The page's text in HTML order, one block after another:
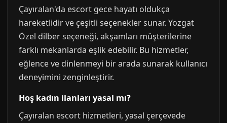
Çayıralan'da escort gece hayatı oldukça
hareketlidir ve çeşitli seçenekler sunar. Yozgat
Özel dilber seçeneği, akşamları müşterilerine
farklı mekanlarda eşlik edebilir. Bu hizmetler,
eğlence ve dinlenmeyi bir arada sunarak kullanıcı
deneyimini zenginleştirir.
Hoş kadın ilanları yasal mı?
Çayıralan escort hizmetleri, yasal çerçevede